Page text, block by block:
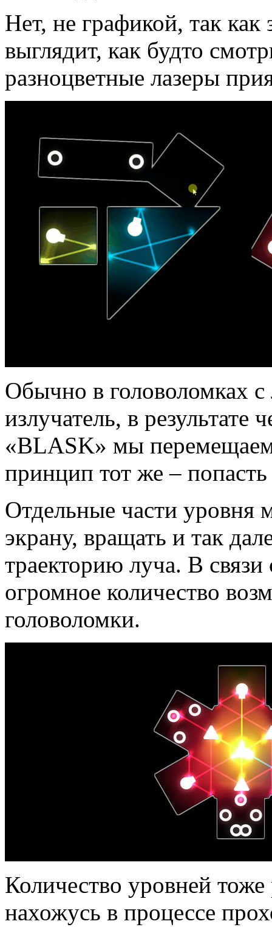
Нет, не графикой, так
выглядит, как будто
разноцветные лазеры
Обычно в головоломках
излучатель, в результате
«BLASK» мы
принцип тот же –
Отдельные части
экрану, вращать и так
траекторию луча. В
огромное количество
головоломки.
Количество уровней
нахожусь в процессе